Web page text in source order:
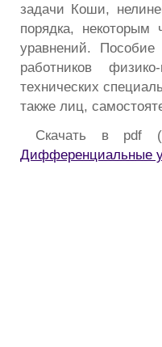
задачи Коши,
порядка,
уравнений. Пособие
работников
технических
также лиц,
Скачать в
Дифференциальные